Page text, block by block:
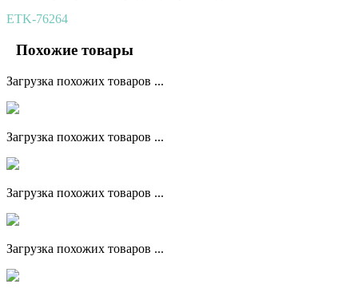
ETK-76264
Похожие товары
Загрузка похожих товаров ...
Загрузка похожих товаров ...
Загрузка похожих товаров ...
Загрузка похожих товаров ...